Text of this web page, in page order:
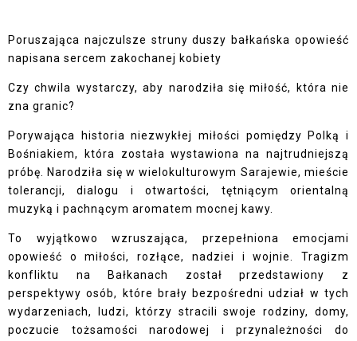
Poruszająca najczulsze struny duszy bałkańska opowieść
napisana sercem zakochanej kobiety
Czy chwila wystarczy, aby narodziła się miłość, która nie
zna granic?
Porywająca historia niezwykłej miłości pomiędzy Polką i
Bośniakiem, która została wystawiona na najtrudniejszą
próbę. Narodziła się w wielokulturowym Sarajewie, mieście
tolerancji, dialogu i otwartości, tętniącym orientalną
muzyką i pachnącym aromatem mocnej kawy.
To wyjątkowo wzruszająca, przepełniona emocjami
opowieść o miłości, rozłące, nadziei i wojnie. Tragizm
konfliktu na Bałkanach został przedstawiony z
perspektywy osób, które brały bezpośredni udział w tych
wydarzeniach, ludzi, którzy stracili swoje rodziny, domy,
poczucie tożsamości narodowej i przynależności do